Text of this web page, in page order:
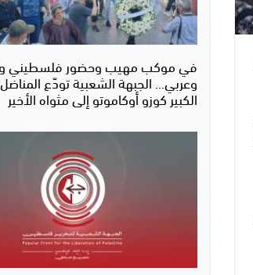
في موكب مهيب وحضور فلسطيني
وعربي... الجبهة الشعبية تودّع
الكبير كوزو أوكاموتو إلى مثواه الأخير